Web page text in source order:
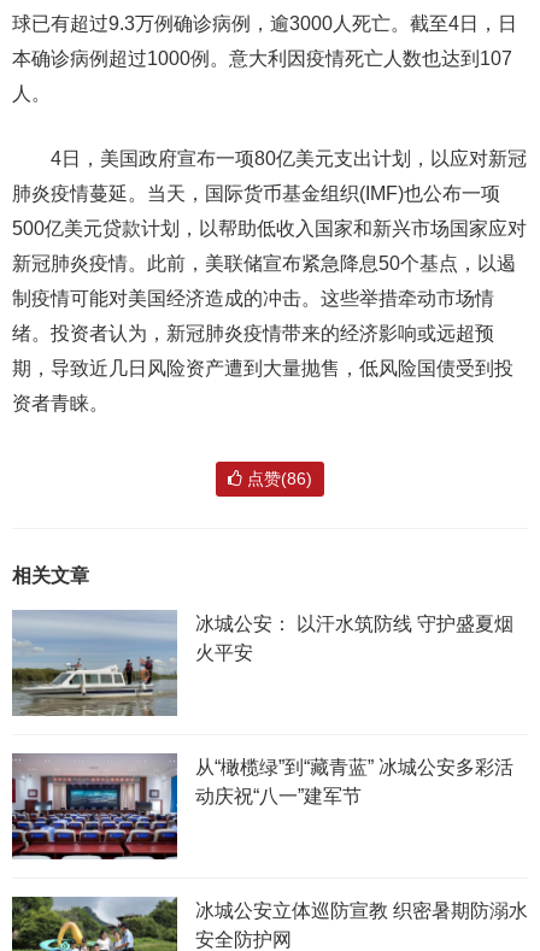
球已有超过9.3万例确诊病例，逾3000人死亡。截至4日，日
本确诊病例超过1000例。意大利因疫情死亡人数也达到107
人。
4日，美国政府宣布一项80亿美元支出计划，以应对新冠
肺炎疫情蔓延。当天，国际货币基金组织(IMF)也公布一项
500亿美元贷款计划，以帮助低收入国家和新兴市场国家应对
新冠肺炎疫情。此前，美联储宣布紧急降息50个基点，以遏
制疫情可能对美国经济造成的冲击。这些举措牵动市场情
绪。投资者认为，新冠肺炎疫情带来的经济影响或远超预
期，导致近几日风险资产遭到大量抛售，低风险国债受到投
资者青睐。
点赞(86)
相关文章
冰城公安： 以汗水筑防线 守护盛夏烟
火平安
从“橄榄绿”到“藏青蓝” 冰城公安多彩活
动庆祝“八一”建军节
冰城公安立体巡防宣教 织密暑期防溺水
安全防护网